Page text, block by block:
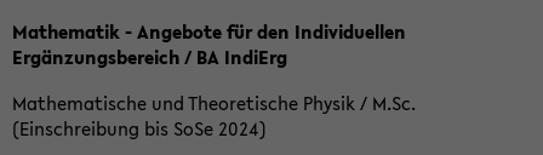
Mathematik - Angebote für den Individuellen
Ergänzungsbereich / BA IndiErg
Mathematische und Theoretische Physik / M.Sc.
(Einschreibung bis SoSe 2024)